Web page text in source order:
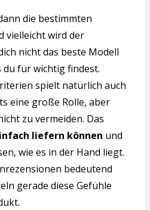
die bestimmten
vielleicht wird der
nicht das beste Modell
du für wichtig findest.
spielt natürlich auch
eine große Rolle, aber
zu vermeiden. Das
liefern können und
wie es in der Hand liegt.
bedeutend
gerade diese Gefühle